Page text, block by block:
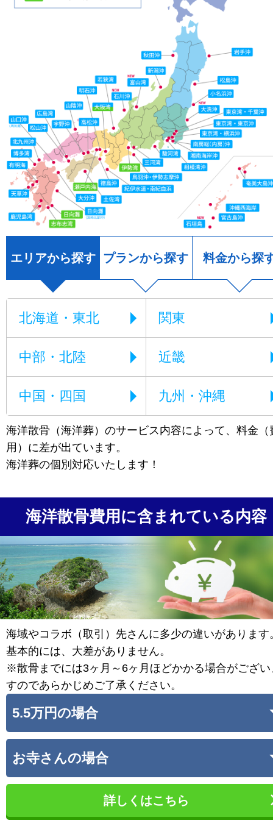
エリアから探す プランから探す 料金から探
北海道・東北 関東
中部・北陸 近畿
中国・四国 九州・沖縄
海洋散骨（海洋葬）のサービス内容によって、料金（
用）に差が出ています。
海洋葬の個別対応いたします！
海洋散骨費用に含まれている内容
海域やコラボ（取引）先さんに多少の違いがあります
基本的には、大差がありません。
※散骨までには3ヶ月～6ヶ月ほどかかる場合がござい
すのであらかじめご了承ください。
5.5万円の場合
お寺さんの場合
詳しくはこちら